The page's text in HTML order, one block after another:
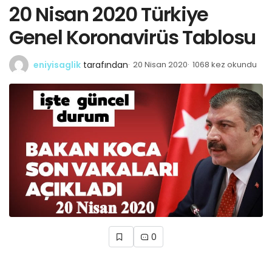
20 Nisan 2020 Türkiye
Genel Koronavirüs Tablosu
eniyisaglik tarafından 20 Nisan 2020 1068 kez okundu
0